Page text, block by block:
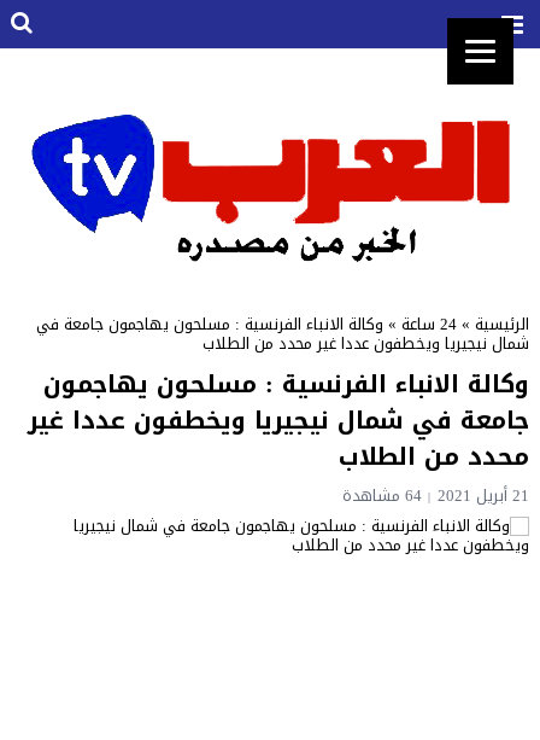
الرئيسية »24 ساعة »وكالة الانباء الفرنسية : مسلحون يهاجمون جامعة في
شمال نيجيريا ويخطفون عددا غير محدد من الطلاب
وكالة الانباء الفرنسية : مسلحون يهاجمون
جامعة في شمال نيجيريا ويخطفون عددا غير
محدد من الطلاب
21 أبريل 2021 64 مشاهدة